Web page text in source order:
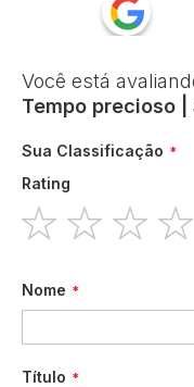
Você está
Tempo precioso |
Sua Classificação
Rating
Nome
Título